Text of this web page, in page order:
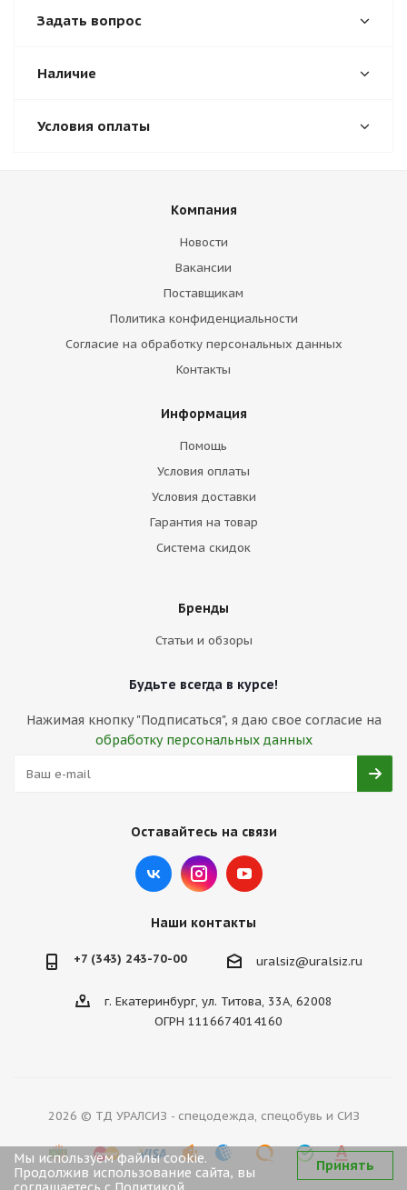
Задать вопрос
Наличие
Условия оплаты
Компания
Новости
Вакансии
Поставщикам
Политика конфиденциальности
Согласие на обработку персональных данных
Контакты
Информация
Помощь
Условия оплаты
Условия доставки
Гарантия на товар
Система скидок
Бренды
Статьи и обзоры
Будьте всегда в курсе!
Нажимая кнопку "Подписаться", я даю свое согласие на
обработку персональных данных
Оставайтесь на связи
Наши контакты
+7 (343) 243-70-00 uralsiz@uralsiz.ru
г. Екатеринбург, ул. Титова, 33А, 62008
ОГРН 1116674014160
2026 © ТД УРАЛСИЗ - спецодежда, спецобувь и СИЗ
Мы используем файлы cookie.
Продолжив использование сайта, вы
Принять